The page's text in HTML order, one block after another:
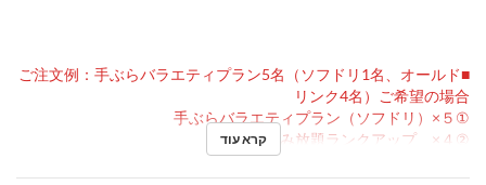
■ご注文例：手ぶらバラエティプラン5名（ソフドリ1名、オールド
リンク4名）ご希望の場合
①手ぶらバラエティプラン（ソフドリ）×５
②飲み放題ランクアップ ×４
קרא עוד